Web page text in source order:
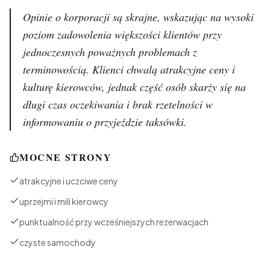
Opinie o korporacji są skrajne, wskazując na wysoki
poziom zadowolenia większości klientów przy
jednoczesnych poważnych problemach z
terminowością. Klienci chwalą atrakcyjne ceny i
kulturę kierowców, jednak część osób skarży się na
długi czas oczekiwania i brak rzetelności w
informowaniu o przyjeździe taksówki.
MOCNE STRONY
atrakcyjne i uczciwe ceny
uprzejmi i mili kierowcy
punktualność przy wcześniejszych rezerwacjach
czyste samochody